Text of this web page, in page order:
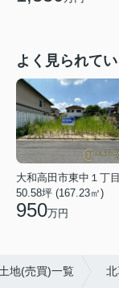
よく見られて
大和高田市東中１丁目
50.58坪 (167.23㎡)
950万円
地(売買)一覧